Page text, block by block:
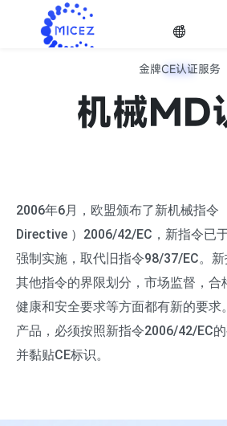

金牌CE认证服务
欧盟品牌CE认证服务机构，助您一臂
金牌CE认证服务
机械MD
2006年6月，欧盟颁布了新机械指令
Directive ）2006/42/EC，新指令已
强制实施，取代旧指令98/37/EC。
其他指令的界限划分，市场监督，合
健康和安全要求等方面都有新的要求
产品，必须按照新指令2006/42/EC
并黏贴CE标识。